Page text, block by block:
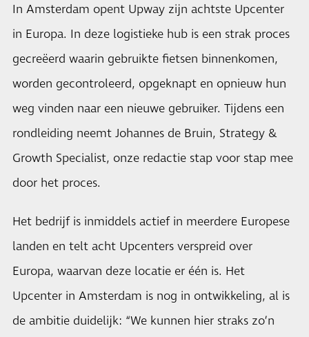
In Amsterdam opent Upway zijn achtste Upcenter
in Europa. In deze logistieke hub is een strak proces
gecreëerd waarin gebruikte fietsen binnenkomen,
worden gecontroleerd, opgeknapt en opnieuw hun
weg vinden naar een nieuwe gebruiker. Tijdens een
rondleiding neemt Johannes de Bruin, Strategy &
Growth Specialist, onze redactie stap voor stap mee
door het proces.
Het bedrijf is inmiddels actief in meerdere Europese
landen en telt acht Upcenters verspreid over
Europa, waarvan deze locatie er één is. Het
Upcenter in Amsterdam is nog in ontwikkeling, al is
de ambitie duidelijk: “We kunnen hier straks zo’n